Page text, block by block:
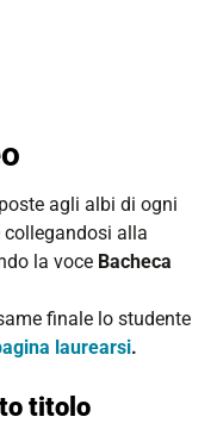
agli albi di ogni
alla
la voce Bacheca
finale lo studente
laurearsi.
titolo